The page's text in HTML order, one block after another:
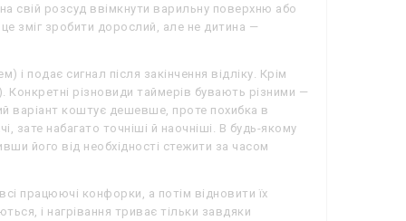
свій розсуд ввімкнути варильну поверхню або
зміг зробити дорослий, але не дитина —
подає сигнал після закінчення відліку. Крім
різновиди таймерів бувають різними —
варіант коштує дешевше, проте похибка в
зате набагато точніші й наочніші. В будь-якому
його від необхідності стежити за часом
працюючі конфорки, а потім відновити їх
і нагрівання триває тільки завдяки